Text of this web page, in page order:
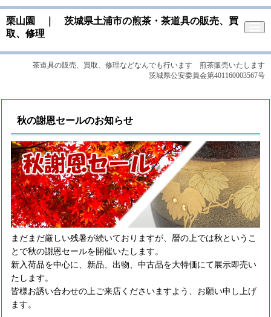
栗山園 ｜ 茨城県土浦市の煎茶・茶道具の販売、買
取、修理
茶道具の販売、買取、修理などなんでも行います 煎茶販売いたします
茨城県公安委員会第401160003567号
秋の謝恩セールのお知らせ
まだまだ厳しい残暑が続いておりますが、暦の上では秋というこ
とで秋の謝恩セールを開催いたします。
新入荷品を中心に、新品、出物、中古品を大特価にて展示即売い
たします。
皆様お誘い合わせの上ご来店くださいますよう、お願い申し上げ
ます。